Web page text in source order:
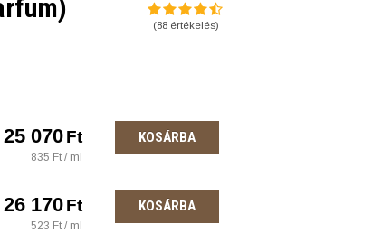
(88értékelés)
25 070Ft
835 Ft / ml
KOSÁRBA
26 170Ft
523 Ft / ml
KOSÁRBA